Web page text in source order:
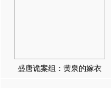
盛唐诡案组：黄泉的嫁衣